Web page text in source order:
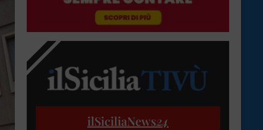
ilSiciliaNews24